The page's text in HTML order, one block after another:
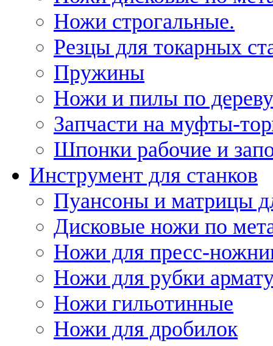
Ножи строгальные.
Резцы для токарных
Пружины
Ножи и пилы по дереву
Запчасти на муфты-
Шпонки рабочие и
Инструмент для станков
Пуансоны и матрицы
Дисковые ножи по
Ножи для пресс-
Ножи для рубки
Ножи гильотинные
Ножи для дробилок